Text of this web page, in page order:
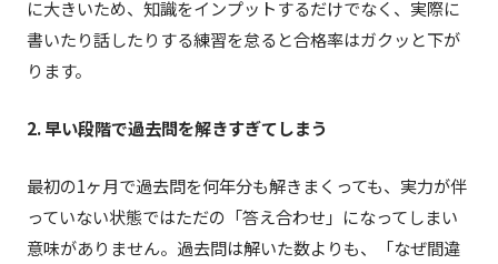
に大きいため、知識をインプットするだけでなく、実際に
書いたり話したりする練習を怠ると合格率はガクッと下が
ります。
2. 早い段階で過去問を解きすぎてしまう
最初の1ヶ月で過去問を何年分も解きまくっても、実力が伴
っていない状態ではただの「答え合わせ」になってしまい
意味がありません。過去問は解いた数よりも、「なぜ間違